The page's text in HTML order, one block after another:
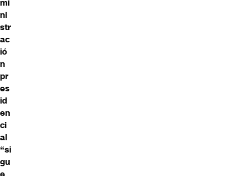
mi
ni
str
ac
ió
n
pr
es
id
en
ci
al
“si
gu